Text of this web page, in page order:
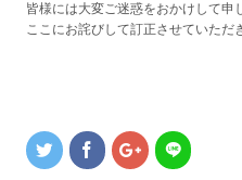
皆様には大変ご迷惑をおかけして申
ここにお詫びして訂正させていただ